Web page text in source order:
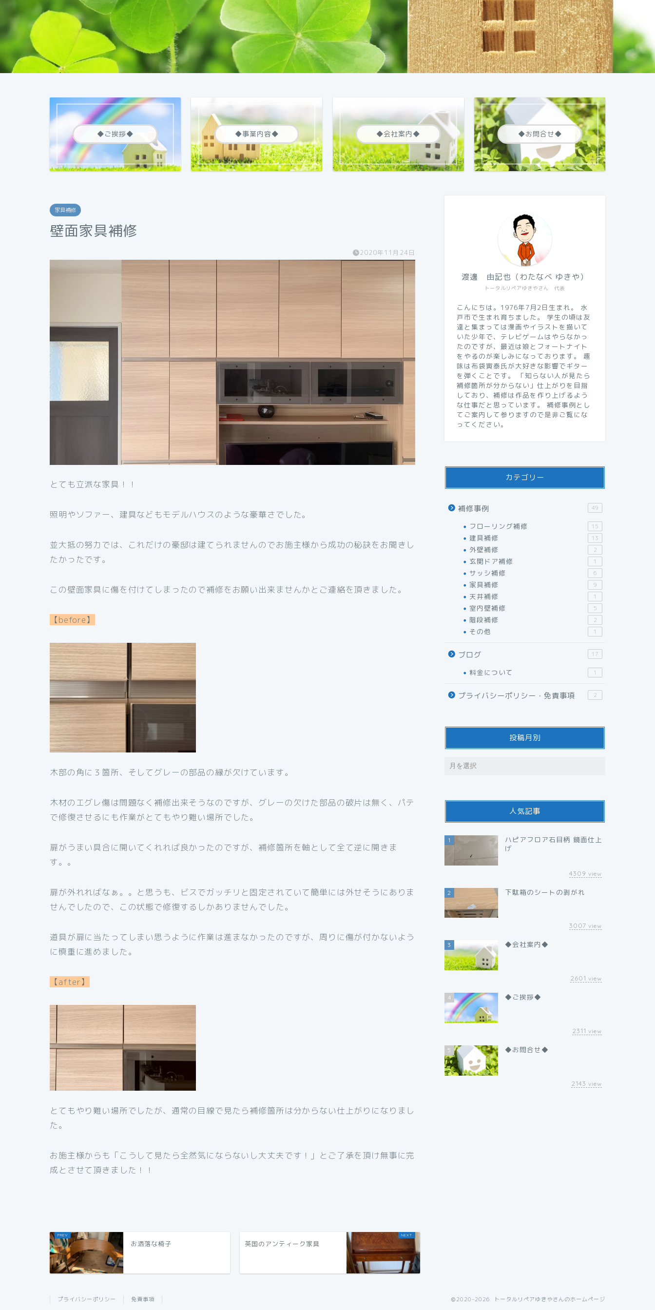
◆ご挨拶◆ ◆事業内容◆ ◆会社案内◆ ◆お問合せ◆
家具補修
壁面家具補修
2020年11月24日
とても立派な家具！！
照明やソファー、建具などもモデルハウスのような豪華さでした。
並大抵の努力では、これだけの豪邸は建てられませんのでお施主様から成功の秘訣をお聞きし
たかったです。
この壁面家具に傷を付けてしまったので補修をお願い出来ませんかとご連絡を頂きました。
【before】
木部の角に３箇所、そしてグレーの部品の縁が欠けています。
木材のエグレ傷は問題なく補修出来そうなのですが、グレーの欠けた部品の破片は無く、パテ
で修復させるにも作業がとてもやり難い場所でした。
扉がうまい具合に開いてくれれば良かったのですが、補修箇所を軸として全て逆に開きま
す。。
扉が外れればなぁ。。と思うも、ビスでガッチリと固定されていて簡単には外せそうにありま
せんでしたので、この状態で修復するしかありませんでした。
道具が扉に当たってしまい思うように作業は進まなかったのですが、周りに傷が付かないよう
に慎重に進めました。
【after】
とてもやり難い場所でしたが、通常の目線で見たら補修箇所は分からない仕上がりになりまし
た。
お施主様からも「こうして見たら全然気にならないし大丈夫です！」とご了承を頂け無事に完
成とさせて頂きました！！
お洒落な椅子 英国のアンティーク家具
トータルリペアゆきやさん 代表
渡邊 由記也（わたなべ ゆきや）
こんにちは。1976年7月2日生まれ。 水
戸市で生まれ育ちました。 学生の頃は友
達と集まっては漫画やイラストを描いて
いた少年で、テレビゲームはやらなかっ
たのですが、最近は娘とフォートナイト
をやるのが楽しみになっております。 趣
味は布袋寅泰氏が大好きな影響でギター
を弾くことです。 「知らない人が見たら
補修箇所が分からない」仕上がりを目指
しており、補修は作品を作り上げるよう
な仕事だと思っています。 補修事例とし
てご案内して参りますので是非ご覧にな
ってください。
カテゴリー
補修事例 49
フローリング補修 15
建具補修 13
外壁補修 2
玄関ドア補修 1
サッシ補修 6
家具補修 9
天井補修 1
室内壁補修 5
階段補修 2
その他 1
ブログ 17
料金について 1
プライバシーポリシー・免責事項 2
投稿月別
人気記事
1
ハピアフロア石目柄 鏡面仕上
げ
4309 view
2 下駄箱のシートの剥がれ
3007 view
3 ◆会社案内◆
2601 view
4 ◆ご挨拶◆
2311 view
5 ◆お問合せ◆
2143 view
プライバシーポリシー 免責事項 2020–2026 トータルリペアゆきやさんのホームページ